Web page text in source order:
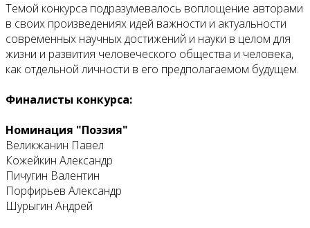
Темой конкурса подразумевалось воплощение авторами
в своих произведениях идей важности и актуальности
современных научных достижений и науки в целом для
жизни и развития человеческого общества и человека,
как отдельной личности в его предполагаемом будущем.
Финалисты конкурса:
Номинация "Поэзия"
Великжанин Павел
Кожейкин Александр
Пичугин Валентин
Порфирьев Александр
Шурыгин Андрей